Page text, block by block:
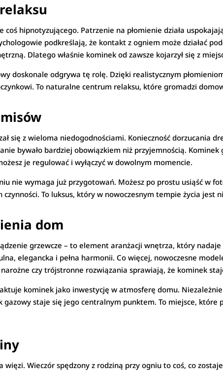
coś hipnotyzującego. Patrzenie na płomienie działa
podkreślają, że kontakt z ogniem może działać
Dlatego właśnie kominek od zawsze kojarzył się z
doskonale odgrywa tę rolę. Dzięki realistycznym
To naturalne centrum relaksu, które gromadzi
się z wieloma niedogodnościami. Konieczność dorzucania
bywało bardziej obowiązkiem niż przyjemnością.
je regulować i wyłączyć w dowolnym momencie.
nie wymaga już przygotowań. Możesz po prostu usiąść w
czynności. To luksus, który w nowoczesnym tempie życia jest
dom
grzewcze – to element aranżacji wnętrza, który
elegancka i pełna harmonii. Co więcej, nowoczesne
czy trójstronne rozwiązania sprawiają, że kominek
kominek jako inwestycję w atmosferę domu.
gazowy staje się jego centralnym punktem. To miejsce, które
Wieczór spędzony z rodziną przy ogniu to coś, co